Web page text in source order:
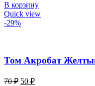
В корзину
Quick view
-29%
Том Акробат
70₽ Первоначальная
50 ₽Текущая